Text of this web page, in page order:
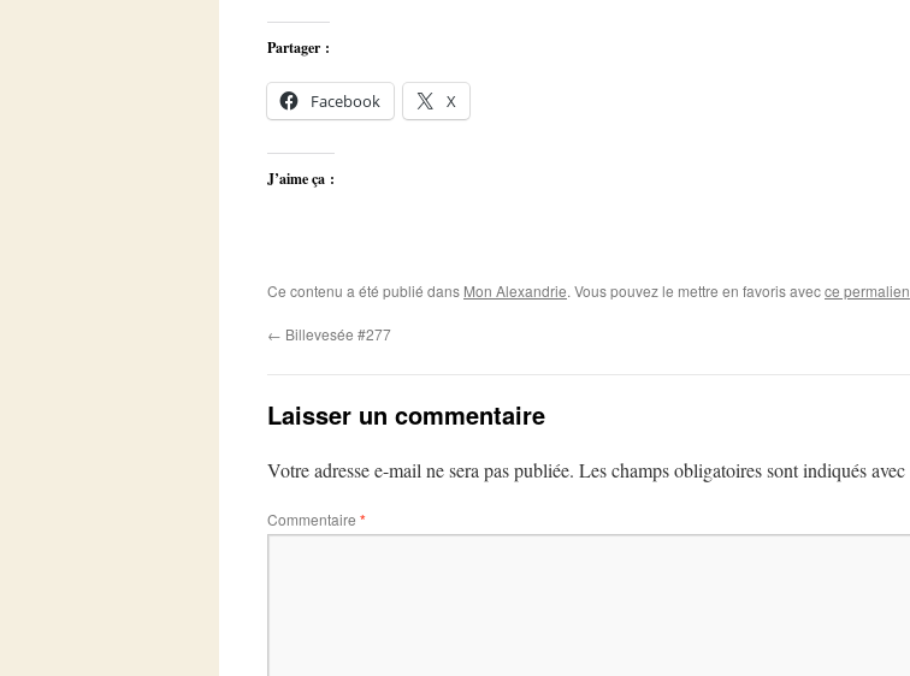
Partager :
Facebook X
J’aime ça :
Ce contenu a été publié dans Mon Alexandrie. Vous pouvez le mettre en favoris avecce permalien
← Billevesée #277
Laisser un commentaire
Votre adresse e-mail ne sera pas publiée. Les champs obligatoires sont indiqués avec
Commentaire *